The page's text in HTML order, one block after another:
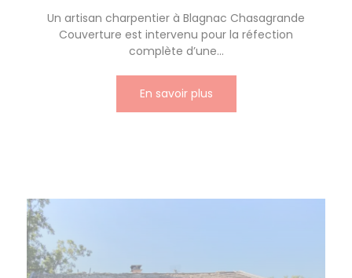
Un artisan charpentier à Blagnac Chasagrande
Couverture est intervenu pour la réfection
complète d’une...
En savoir plus